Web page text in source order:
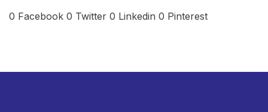
0 Facebook 0 Twitter 0 Linkedin 0 Pinterest